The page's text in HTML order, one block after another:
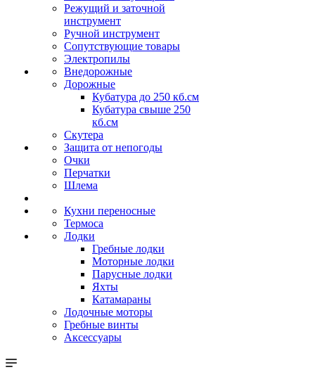
Режущий и заточной
инструмент
Ручной инструмент
Сопутствующие товары
Электропилы
Внедорожные
Дорожные
Кубатура до 250 кб.см
Кубатура свыше 250
кб.см
Скутера
Защита от непогоды
Очки
Перчатки
Шлема
Кухни переносные
Термоса
Лодки
Гребные лодки
Моторные лодки
Парусные лодки
Яхты
Катамараны
Лодочные моторы
Гребные винты
Аксессуары